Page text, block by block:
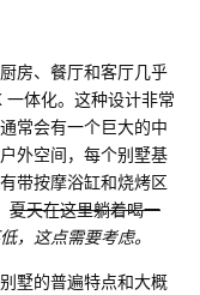
房、餐厅和客厅几乎
体化。这种设计非常
常会有一个巨大的中
外空间，每个别墅基
带按摩浴缸和烧烤区
夏天在这里躺着喝一
，这点需要考虑。
墅的普遍特点和大概